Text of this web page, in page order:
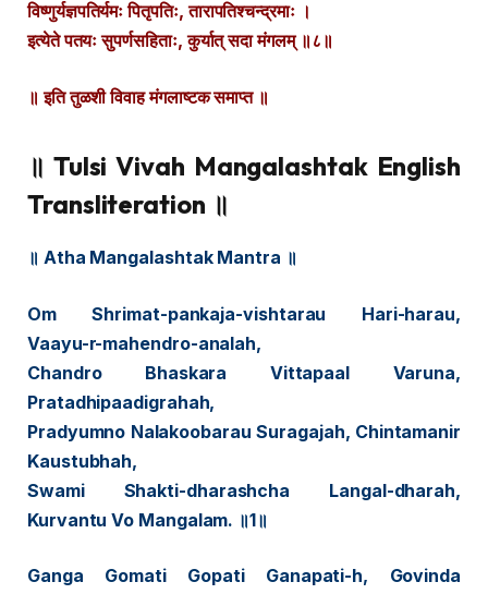
विष्णुर्यज्ञपतिर्यमः पितृपतिः, तारापतिश्चन्द्रमाः ।
इत्येते पतयः सुपर्णसहिताः, कुर्यात् सदा मंगलम् ॥८॥
॥ इति तुळशी विवाह मंगलाष्टक समाप्त ॥
॥ Tulsi Vivah Mangalashtak English
Transliteration ॥
॥ Atha Mangalashtak Mantra ॥
Om Shrimat-pankaja-vishtarau Hari-harau,
Vaayu-r-mahendro-analah,
Chandro Bhaskara Vittapaal Varuna,
Pratadhipaadigrahah,
Pradyumno Nalakoobarau Suragajah, Chintamanir
Kaustubhah,
Swami Shakti-dharashcha Langal-dharah,
Kurvantu Vo Mangalam. ॥1॥
Ganga Gomati Gopati Ganapati-h, Govinda